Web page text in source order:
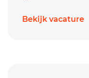
Bekijk vacature